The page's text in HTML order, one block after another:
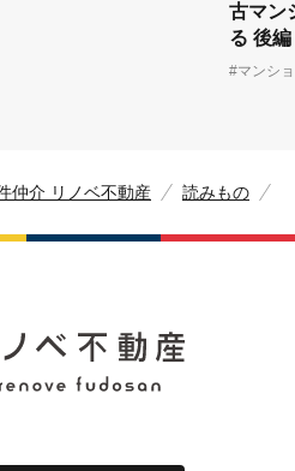
古マン
る 後
#マンシ
仲介 リノベ不動産 読みもの